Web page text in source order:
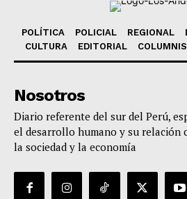
POLÍTICA POLICIAL REGIONAL
CULTURA
EDITORIAL
Nosotros
Diario referente del sur del Perú,
el desarrollo humano y su relación
la sociedad y la economía